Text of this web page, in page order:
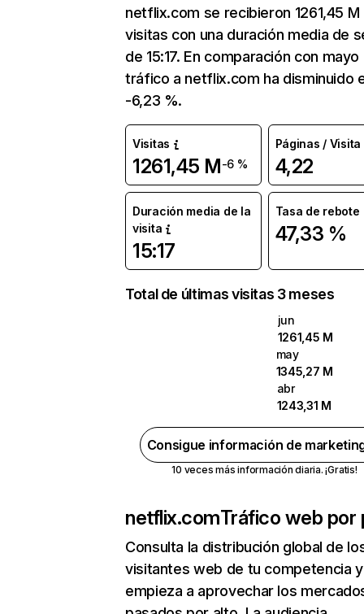
netflix.com se recibieron 1261,45 M
visitas con una duración media de
de 15:17. En comparación con mayo
tráfico a netflix.com ha disminuido
-6,23 %.
Visitas
1261,45 M-6 %
Páginas / Visita
4,22
Duración media de la
visita
15:17
Tasa de rebote
47,33 %
Total de últimas visitas 3 meses
jun
1261,45 M
may
1345,27 M
abr
1243,31 M
Consigue información de
10 veces más información diaria. ¡Gratis!
netflix.comTráfico web por
Consulta la distribución global de
visitantes web de tu competencia y
empieza a aprovechar los